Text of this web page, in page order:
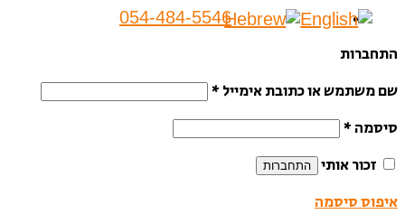
054-484-5546
התחברות
שם משתמש או כתובת אימייל *
סיסמה *
זכור אותי
התחברות
איפוס סיסמה